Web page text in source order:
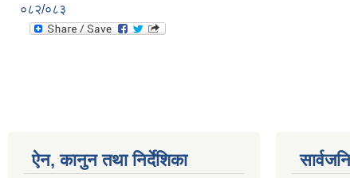
०८२/०८३
ऐन, कानुन तथा निर्देशिका